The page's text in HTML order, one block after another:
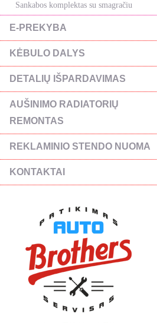
Sankabos komplektas su smagračiu
E-PREKYBA
KĖBULO DALYS
DETALIŲ IŠPARDAVIMAS
AUŠINIMO RADIATORIŲ
REMONTAS
REKLAMINIO STENDO NUOMA
KONTAKTAI